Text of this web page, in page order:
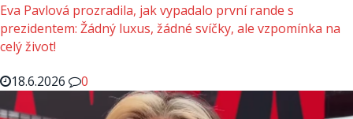
Eva Pavlová prozradila, jak vypadalo první rande s
prezidentem: Žádný luxus, žádné svíčky, ale vzpomínka na
celý život!
18.6.2026
0